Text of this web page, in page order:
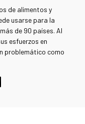
de alimentos y
usarse para la
de 90 países. Al
esfuerzos en
problemático como